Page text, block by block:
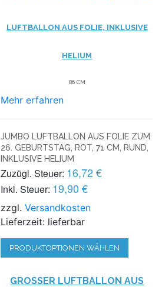
LUFTBALLON AUS FOLIE, INKLUSIVE
HELIUM
86 CM
Mehr erfahren
JUMBO LUFTBALLON AUS FOLIE ZUM
26. GEBURTSTAG, ROT, 71 CM, RUND,
INKLUSIVE HELIUM
Zuzügl. Steuer: 16,72 €
Inkl. Steuer: 19,90 €
zzgl.Versandkosten
Lieferzeit: lieferbar
PRODUKTOPTIONEN WÄHLEN
GROSSER LUFTBALLON AUS F